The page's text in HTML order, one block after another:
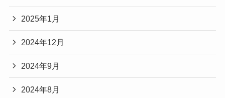
2025年1月
2024年12月
2024年9月
2024年8月